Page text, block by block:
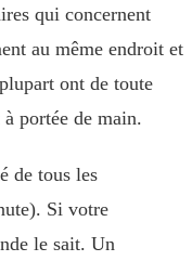
qui concernent
au même endroit et
ont de toute
portée de main.
de tous les
Si votre
le sait. Un